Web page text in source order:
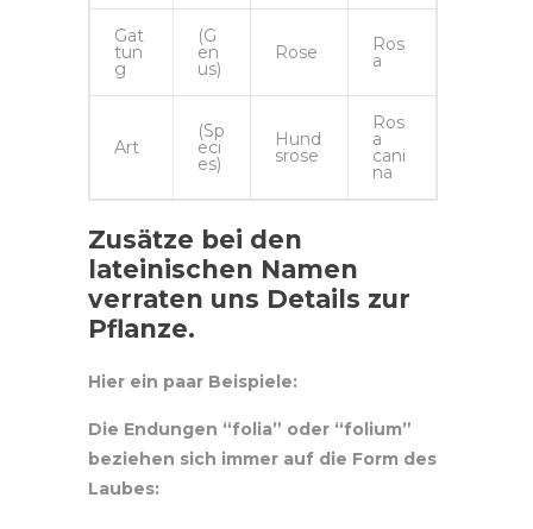
Gat
tun
g
(G
en
us)
Rose Ros
a
Art
(Sp
eci
es)
Hund
srose
Ros
a
cani
na
Zusätze bei den
lateinischen Namen
verraten uns Details zur
Pflanze.
Hier ein paar Beispiele:
Die Endungen “folia” oder “folium”
beziehen sich immer auf die Form des
Laubes: